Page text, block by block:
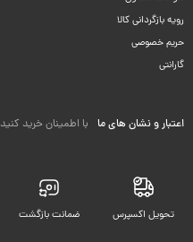
رویه بازگردانی کالا
حریم خصوصی
گارانتی
اعتبار و نشان های ما با اطمینان خرید کنید
تحویل اکسپرس ضمانت بازگشت